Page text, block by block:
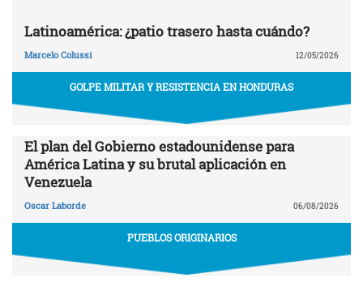
Latinoamérica: ¿patio trasero hasta cuándo?
Marcelo Colussi 12/05/2026
GOLPE MILITAR Y RESISTENCIA EN HONDURAS
El plan del Gobierno estadounidense para
América Latina y su brutal aplicación en
Venezuela
Oscar Laborde 06/08/2026
PUEBLOS ORIGINARIOS